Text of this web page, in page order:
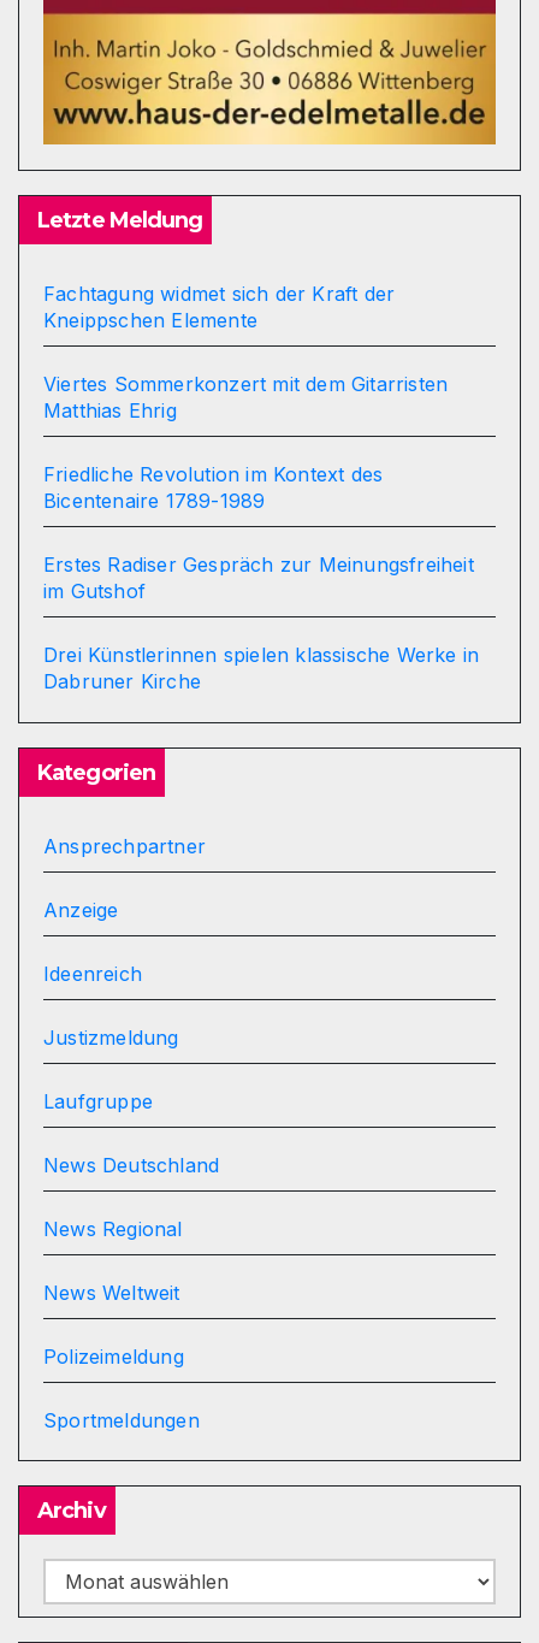
Letzte Meldung
Fachtagung widmet sich der Kraft der
Kneippschen Elemente
Viertes Sommerkonzert mit dem Gitarristen
Matthias Ehrig
Friedliche Revolution im Kontext des
Bicentenaire 1789-1989
Erstes Radiser Gespräch zur Meinungsfreiheit
im Gutshof
Drei Künstlerinnen spielen klassische Werke in
Dabruner Kirche
Kategorien
Ansprechpartner
Anzeige
Ideenreich
Justizmeldung
Laufgruppe
News Deutschland
News Regional
News Weltweit
Polizeimeldung
Sportmeldungen
Archiv
Archiv